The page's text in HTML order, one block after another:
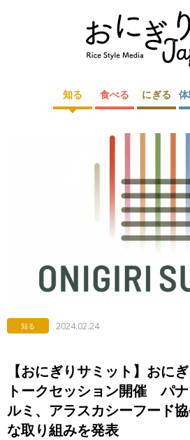
知る 食べる にぎる
知る 2024.02.24
【おにぎりサミット】おに
トークセッション開催 パ
ルミ、アラスカシーフード
な取り組みを発表